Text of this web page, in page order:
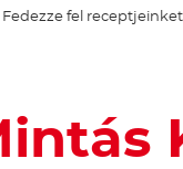
Fedezze fel